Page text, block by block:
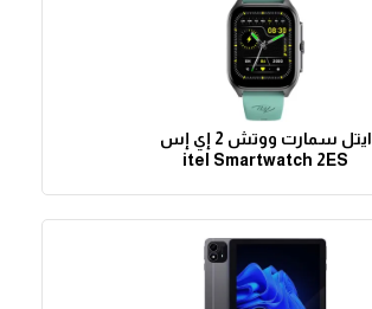
ايتل سمارت ووتش 2 إي إس
itel Smartwatch 2ES